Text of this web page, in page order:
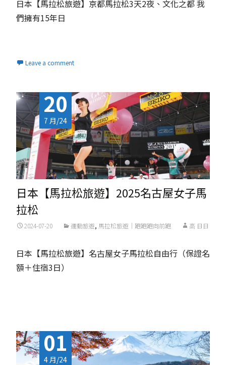
日本【馬拉松旅遊】京都馬拉松3天2夜、文化之都 我
們擁有15年日
Leave a comment
20
7 月/24
日本【馬拉松旅遊】2025名古屋女子馬
拉松
2024-07-20 運動旅遊, 馬拉松旅遊｜跑跑跑向前跑 高 日日
日本【馬拉松旅遊】名古屋女子馬拉松自由行（保證名
額＋住宿3日）
01
4 月/24